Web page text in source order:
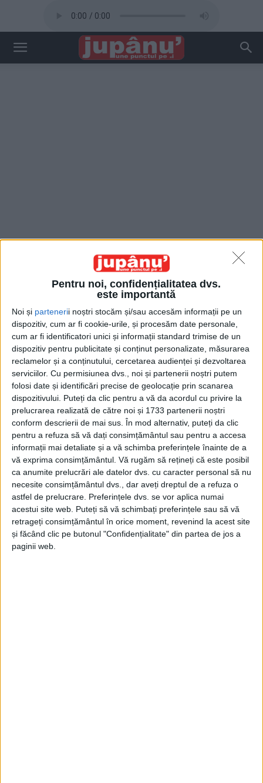
Pentru noi, confidențialitatea dvs.
este importantă
Noi și partenerii noștri stocăm și/sau accesăm informații pe un
dispozitiv, cum ar fi cookie-urile, și procesăm date personale,
cum ar fi identificatori unici și informații standard trimise de un
dispozitiv pentru publicitate și conținut personalizate, măsurarea
reclamelor și a conținutului, cercetarea audienței și dezvoltarea
serviciilor. Cu permisiunea dvs., noi și partenerii noștri putem
folosi date și identificări precise de geolocație prin scanarea
dispozitivului. Puteți da clic pentru a vă da acordul cu privire la
prelucrarea realizată de către noi și 1733 partenerii noștri
conform descrierii de mai sus. În mod alternativ, puteți da clic
pentru a refuza să vă dați consimțământul sau pentru a accesa
informații mai detaliate și a vă schimba preferințele înainte de a
vă exprima consimțământul. Vă rugăm să rețineți că este posibil
ca anumite prelucrări ale datelor dvs. cu caracter personal să nu
necesite consimțământul dvs., dar aveți dreptul de a refuza o
astfel de prelucrare. Preferințele dvs. se vor aplica numai
acestui site web. Puteți să vă schimbați preferințele sau să vă
retrageți consimțământul în orice moment, revenind la acest site
și făcând clic pe butonul "Confidențialitate" din partea de jos a
paginii web.
Acasă Etichete Stele verzi
Etichetă: stele verzi
Suceava, orașul stelelor verzi
Jupanu - 20 septembrie 2021